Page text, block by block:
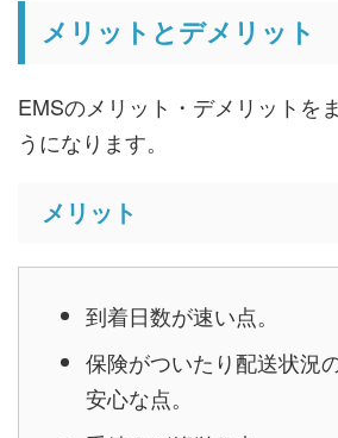
メリットとデメリット
EMSのメリット・デメリットを
うになります。
メリット
到着日数が速い点。
保険がついたり配送状況
安心な点。